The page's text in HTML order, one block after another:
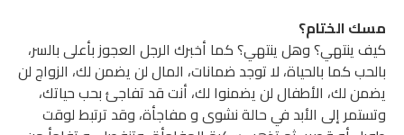
الختام؟
وهل ينتهي؟ كما أخبرك الرجل العجوز بأعلى بالسر،
كما بالحياة، لا توجد ضمانات، المال لن يضمن لك، الزواج لن
لك، الأطفال لن يضمنوا لك، أنت قد تفاجئ بحب حياتك،
إلى الأبد في حالة نشوى و مفاجأة، وقد ترتبط لوقت